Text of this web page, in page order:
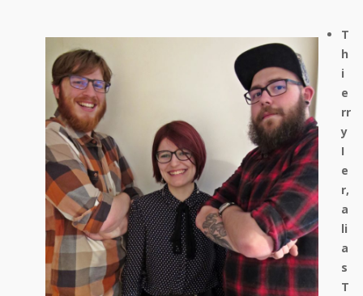
T
h
i
e
rr
y
I
e
r,
a
li
a
s
T